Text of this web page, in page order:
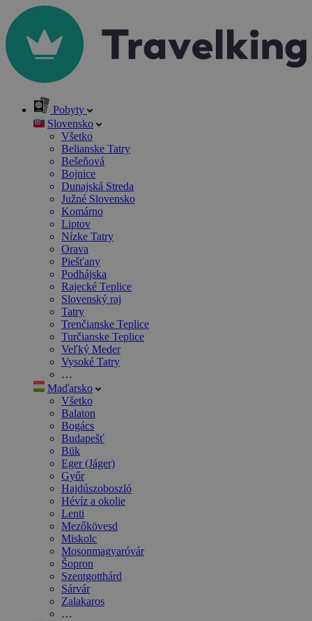
Pobyty
Slovensko
Všetko
Belianske Tatry
Bešeňová
Bojnice
Dunajská Streda
Južné Slovensko
Komárno
Liptov
Nízke Tatry
Orava
Piešťany
Podhájska
Rajecké Teplice
Slovenský raj
Tatry
Trenčianske Teplice
Turčianske Teplice
Veľký Meder
Vysoké Tatry
…
Maďarsko
Všetko
Balaton
Bogács
Budapešť
Bük
Eger (Jáger)
Győr
Hajdúszoboszló
Hévíz a okolie
Lenti
Mezőkövesd
Miskolc
Mosonmagyaróvár
Šopron
Szentgotthárd
Sárvár
Zalakaros
…